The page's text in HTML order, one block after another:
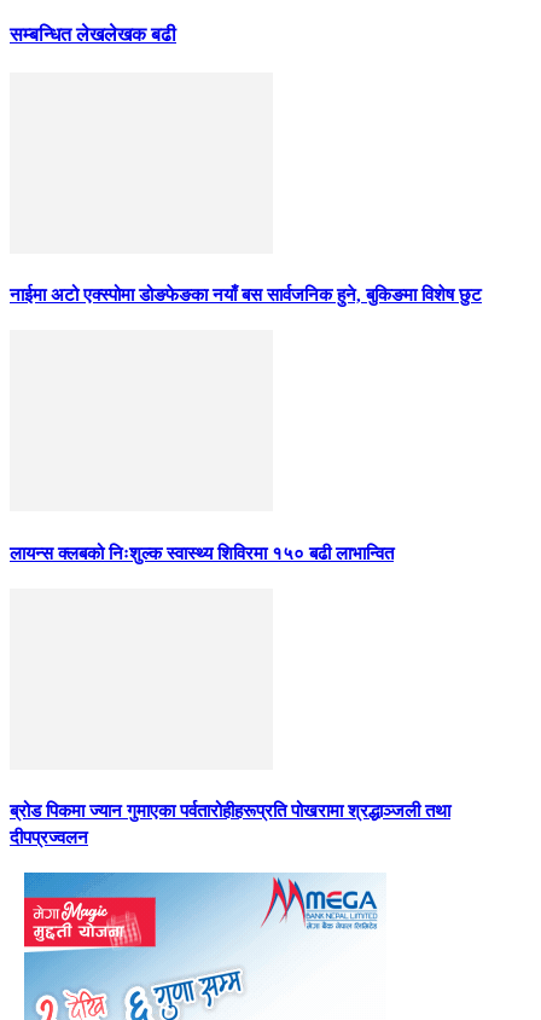
सम्बन्धित लेखलेखक बढी
नाईमा अटो एक्स्पोमा डोङफेङका नयाँ बस सार्वजनिक हुने, बुकिङमा विशेष छुट
लायन्स क्लबको निःशुल्क स्वास्थ्य शिविरमा १५० बढी लाभान्वित
ब्रोड पिकमा ज्यान गुमाएका पर्वतारोहीहरूप्रति पोखरामा श्रद्धाञ्जली तथा
दीपप्रज्वलन